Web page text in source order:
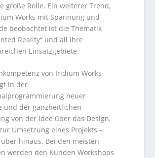
große Rolle. Ein weiterer Trend,
Works mit Spannung und
beobachtet ist die Thematik
Reality“ und all ihre
Einsatzgebiete.
von Iridium Works
in der
neuer
und der ganzheitlichen
von der Idee über das Design,
Umsetzung eines Projekts –
hinaus. Bei den meisten
werden den Kunden Workshops